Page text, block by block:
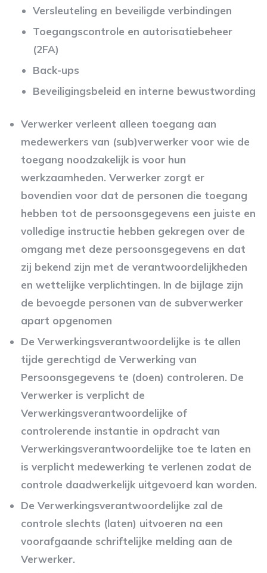
Versleuteling en beveiligde verbindingen
Toegangscontrole en autorisatiebeheer
(2FA)
Back-ups
Beveiligingsbeleid en interne bewustwording
Verwerker verleent alleen toegang aan
medewerkers van (sub)verwerker voor wie de
toegang noodzakelijk is voor hun
werkzaamheden. Verwerker zorgt er
bovendien voor dat de personen die toegang
hebben tot de persoonsgegevens een juiste en
volledige instructie hebben gekregen over de
omgang met deze persoonsgegevens en dat
zij bekend zijn met de verantwoordelijkheden
en wettelijke verplichtingen. In de bijlage zijn
de bevoegde personen van de subverwerker
apart opgenomen
De Verwerkingsverantwoordelijke is te allen
tijde gerechtigd de Verwerking van
Persoonsgegevens te (doen) controleren. De
Verwerker is verplicht de
Verwerkingsverantwoordelijke of
controlerende instantie in opdracht van
Verwerkingsverantwoordelijke toe te laten en
is verplicht medewerking te verlenen zodat de
controle daadwerkelijk uitgevoerd kan worden.
De Verwerkingsverantwoordelijke zal de
controle slechts (laten) uitvoeren na een
voorafgaande schriftelijke melding aan de
Verwerker.